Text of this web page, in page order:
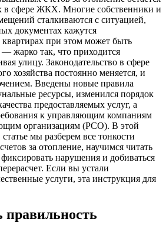
в сфере ЖКХ. Многие собственники и
сталкиваются с ситуацией,
документах кажутся
при этом может быть
жарко так, что приходится
улицу. Законодательство в сфере
хозяйства постоянно меняется, и
Введены новые правила
ресурсы, изменился порядок
предоставляемых услуг, а
к управляющим компаниям
организациям (РСО). В этой
мы разберем все тонкости
за отопление, научимся читать
нарушения и добиваться
Если вы устали
услуги, эта инструкция для
правильность